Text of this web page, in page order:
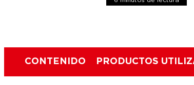
CONTENIDO PRODUCTOS